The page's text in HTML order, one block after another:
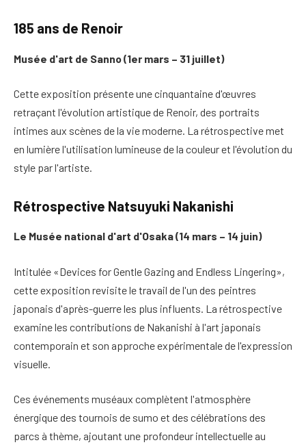
185 ans de Renoir
Musée d'art de Sanno (1er mars – 31 juillet)
Cette exposition présente une cinquantaine d'œuvres
retraçant l'évolution artistique de Renoir, des portraits
intimes aux scènes de la vie moderne. La rétrospective met
en lumière l'utilisation lumineuse de la couleur et l'évolution du
style par l'artiste.
Rétrospective Natsuyuki Nakanishi
Le Musée national d'art d'Osaka (14 mars – 14 juin)
Intitulée «Devices for Gentle Gazing and Endless Lingering»,
cette exposition revisite le travail de l'un des peintres
japonais d'après-guerre les plus influents. La rétrospective
examine les contributions de Nakanishi à l'art japonais
contemporain et son approche expérimentale de l'expression
visuelle.
Ces événements muséaux complètent l'atmosphère
énergique des tournois de sumo et des célébrations des
parcs à thème, ajoutant une profondeur intellectuelle au